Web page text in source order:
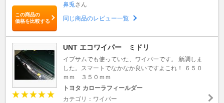
この商品の
価格を比較する
鼻兎 さん
同じ商品のレビュー一覧
UNT エコワイパー ミドリ
イプサムでも使っていた、ワイパーです。 新調しま
した。スマートでなかなか良いですよこれ！ ６５０
ｍｍ ３５０ｍｍ
トヨタ カローラフィールダー
カテゴリ：ワイパー